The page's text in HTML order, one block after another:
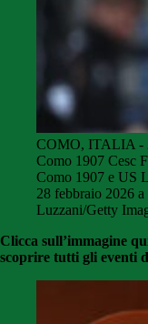
COMO, ITALIA -
Como 1907 Cesc
Como 1907 e US
28 febbraio 2026
Luzzani/Getty
Clicca sull’immagine
scoprire tutti gli eventi